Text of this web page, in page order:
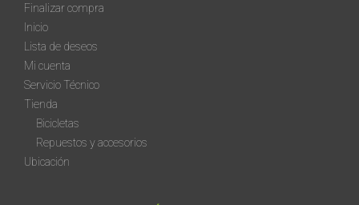
Finalizar compra
Inicio
Lista de deseos
Mi cuenta
Servicio Técnico
Tienda
Bicicletas
Repuestos y accesorios
Ubicación